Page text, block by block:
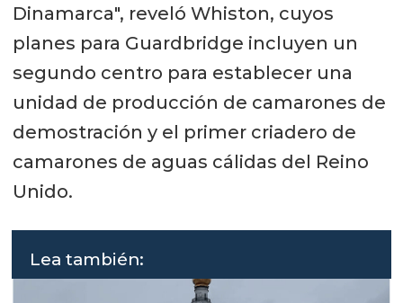
Dinamarca", reveló Whiston, cuyos
planes para Guardbridge incluyen un
segundo centro para establecer una
unidad de producción de camarones de
demostración y el primer criadero de
camarones de aguas cálidas del Reino
Unido.
Lea también: